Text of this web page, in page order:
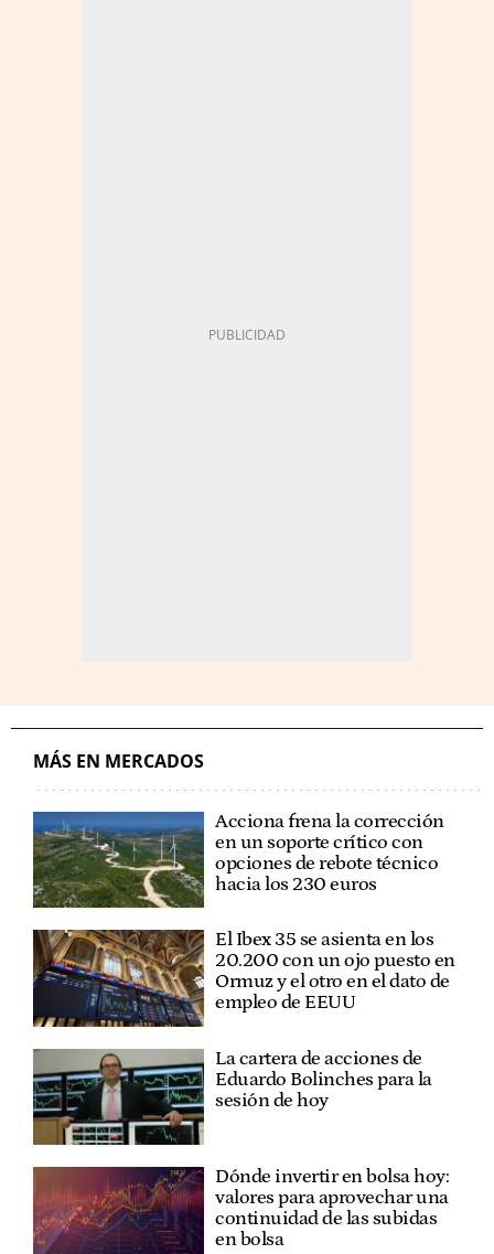
MÁS EN MERCADOS
Acciona frena la corrección
en un soporte crítico con
opciones de rebote técnico
hacia los 230 euros
El Ibex 35 se asienta en los
20.200 con un ojo puesto en
Ormuz y el otro en el dato de
empleo de EEUU
La cartera de acciones de
Eduardo Bolinches para la
sesión de hoy
Dónde invertir en bolsa hoy:
valores para aprovechar una
continuidad de las subidas
en bolsa